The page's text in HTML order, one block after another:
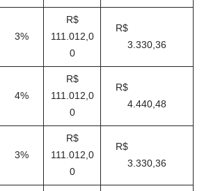
3%
R$
111.012,0
0
R$
3.330,36
4%
R$
111.012,0
0
R$
4.440,48
3%
R$
111.012,0
0
R$
3.330,36